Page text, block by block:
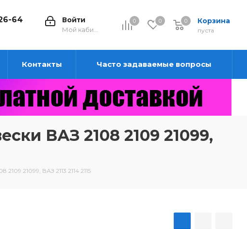
0 0 Корзина
0
пуста
0
Войти
64
Контакты Часто задаваемые вопросы
ВАЗ 2108 2109 21099,
21099, ВАЗ 2113 2114 2115